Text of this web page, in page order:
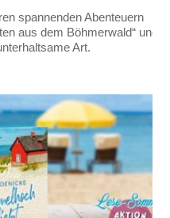
spannenden Abenteuern
aus dem Böhmerwald“ und
Art.